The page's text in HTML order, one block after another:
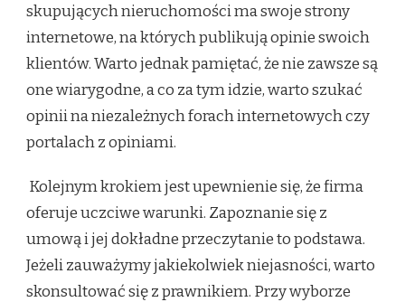
skupujących nieruchomości ma swoje strony
internetowe, na których publikują opinie swoich
klientów. Warto jednak pamiętać, że nie zawsze są
one wiarygodne, a co za tym idzie, warto szukać
opinii na niezależnych forach internetowych czy
portalach z opiniami.
Kolejnym krokiem jest upewnienie się, że firma
oferuje uczciwe warunki. Zapoznanie się z
umową i jej dokładne przeczytanie to podstawa.
Jeżeli zauważymy jakiekolwiek niejasności, warto
skonsultować się z prawnikiem. Przy wyborze